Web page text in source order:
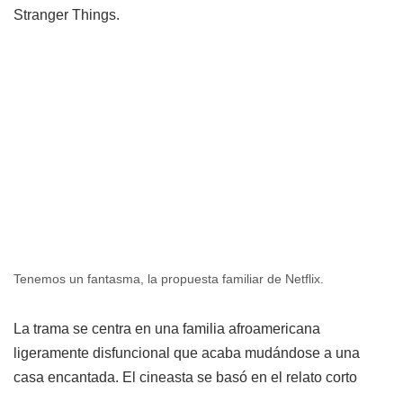
Stranger Things.
Tenemos un fantasma, la propuesta familiar de Netflix.
La trama se centra en una familia afroamericana
ligeramente disfuncional que acaba mudándose a una
casa encantada. El cineasta se basó en el relato corto